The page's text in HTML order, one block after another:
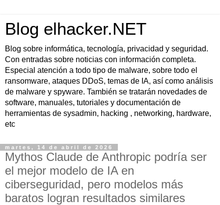
Blog elhacker.NET
Blog sobre informática, tecnología, privacidad y seguridad.
Con entradas sobre noticias con información completa.
Especial atención a todo tipo de malware, sobre todo el
ransomware, ataques DDoS, temas de IA, así como análisis
de malware y spyware. También se tratarán novedades de
software, manuales, tutoriales y documentación de
herramientas de sysadmin, hacking , networking, hardware,
etc
martes, 14 de abril de 2026
Mythos Claude de Anthropic podría ser
el mejor modelo de IA en
ciberseguridad, pero modelos más
baratos logran resultados similares